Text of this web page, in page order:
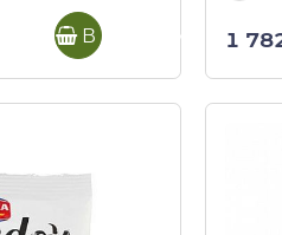
В корзину 1